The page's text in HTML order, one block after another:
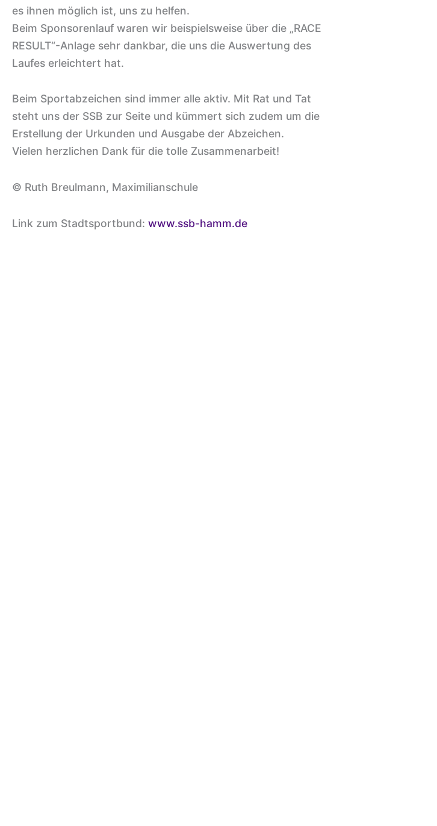
es ihnen möglich ist, uns zu helfen.
Beim Sponsorenlauf waren wir beispielsweise über die „RACE
RESULT“-Anlage sehr dankbar, die uns die Auswertung des
Laufes erleichtert hat.
Beim Sportabzeichen sind immer alle aktiv. Mit Rat und Tat
steht uns der SSB zur Seite und kümmert sich zudem um die
Erstellung der Urkunden und Ausgabe der Abzeichen.
Vielen herzlichen Dank für die tolle Zusammenarbeit!
© Ruth Breulmann, Maximilianschule
Link zum Stadtsportbund: www.ssb-hamm.de